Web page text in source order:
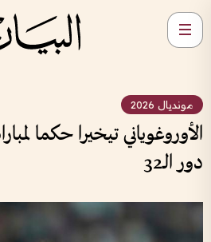
مونديال 2026
الأوروغوياني تيخيرا حكما
دور الـ32